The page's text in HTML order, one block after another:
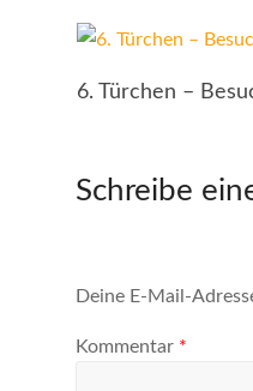
6. Türchen –
Schreibe
Deine E-Mail-
Kommentar *